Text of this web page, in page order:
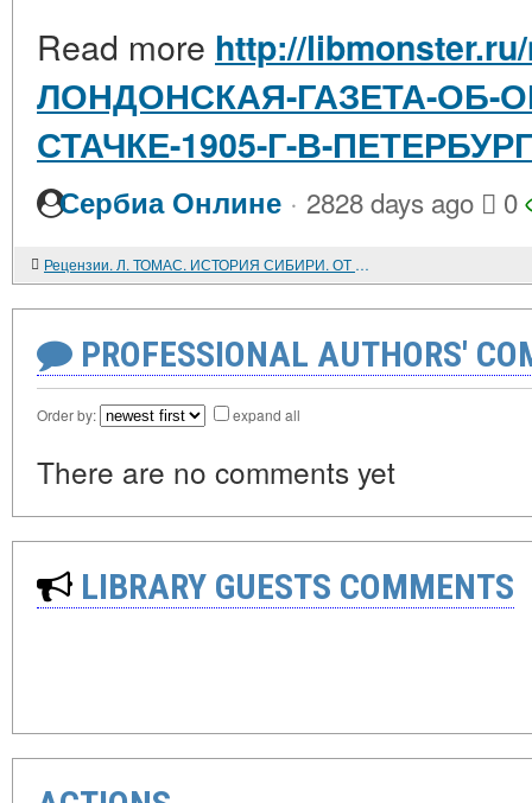
Read more http://
ЛОНДОНСКАЯ-ГАЗЕТА-ОБ-
СТАЧКЕ-1905-Г-В-
Сербиа Онлине · 2828 days ago 0
Рецензии. Л. ТОМАС. ИСТОРИЯ СИБИРИ. ОТ ИСТОКОВ ДО НАСТОЯЩЕГО ВРЕМЕНИ
PROFESSIONAL AUTHORS'
Order by: expand all
There are no comments yet
LIBRARY GUESTS COMMENTS